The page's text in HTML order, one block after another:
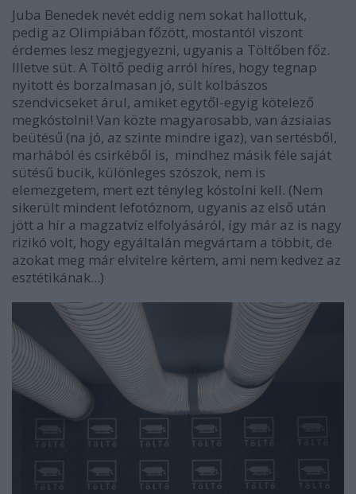
Juba Benedek nevét eddig nem sokat hallottuk,
pedig az Olimpiában főzött, mostantól viszont
érdemes lesz megjegyezni, ugyanis a Töltőben főz.
Illetve süt. A Töltő pedig arról híres, hogy tegnap
nyitott és borzalmasan jó, sült kolbászos
szendvicseket árul, amiket egytől-egyig kötelező
megkóstolni! Van közte magyarosabb, van ázsiaias
beütésű (na jó, az szinte mindre igaz), van sertésből,
marhából és csirkéből is, mindhez másik féle saját
sütésű bucik, különleges szószok, nem is
elemezgetem, mert ezt tényleg kóstolni kell. (Nem
sikerült mindent lefotóznom, ugyanis az első után
jött a hír a magzatvíz elfolyásáról, így már az is nagy
rizikó volt, hogy egyáltalán megvártam a többit, de
azokat meg már elvitelre kértem, ami nem kedvez az
esztétikának...)